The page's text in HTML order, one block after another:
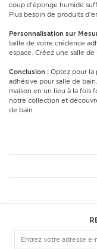
coup d'éponge humide
Plus besoin de produits
Personnalisation sur
taille de votre crédence
espace. Créez une salle
Conclusion : Optez pour la
adhésive pour salle de
maison en un lieu à la fois
notre collection et
de bain.